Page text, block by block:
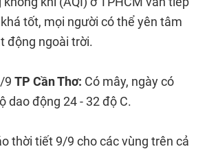
tốt, mọi người có thể yên tâm
động ngoài trời.
9 TP Cần Thơ: Có mây, ngày có
dao động 24 - 32 độ C.
thời tiết 9/9 cho các vùng trên cả